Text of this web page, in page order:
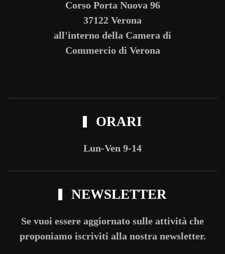
Corso Porta Nuova 96
37122 Verona
all'interno della Camera di
Commercio di Verona
ORARI
Lun-Ven 9-14
NEWSLETTER
Se vuoi essere aggiornato sulle attività che
proponiamo iscriviti alla nostra newsletter.